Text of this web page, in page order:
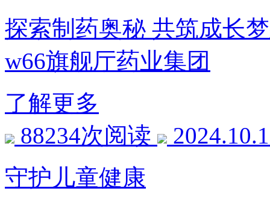
探索制药奥秘 共筑成长
w66旗舰厅药业集团
了解更多
88234次阅读
守护儿童健康